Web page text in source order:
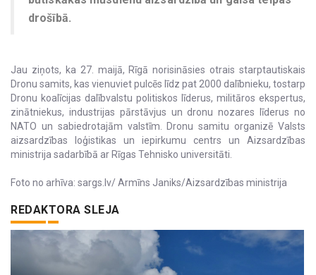
drošībā.
Jau ziņots, ka 27. maijā, Rīgā norisināsies otrais starptautiskais
Dronu samits, kas vienuviet pulcēs līdz pat 2000 dalībnieku, tostarp
Dronu koalīcijas dalībvalstu politiskos līderus, militāros ekspertus,
zinātniekus, industrijas pārstāvjus un dronu nozares līderus no
NATO un sabiedrotajām valstīm. Dronu samitu organizē Valsts
aizsardzības loģistikas un iepirkumu centrs un Aizsardzības
ministrija sadarbībā ar Rīgas Tehnisko universitāti.
Foto no arhīva: sargs.lv/ Armīns Janiks/Aizsardzības ministrija
REDAKTORA SLEJA